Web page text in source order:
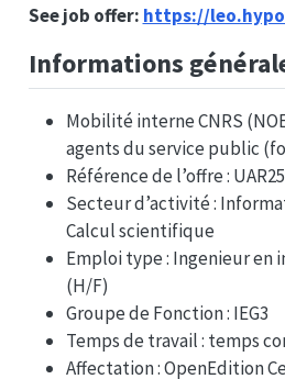
See job offer: https://
Informations
Mobilité interne CNRS
agents du service public
Référence de l’offre :
Secteur d’activité :
Calcul scientifique
Emploi type : Ingenieur en
(H/F)
Groupe de Fonction : IEG3
Temps de travail : temps
Affectation : OpenEdition